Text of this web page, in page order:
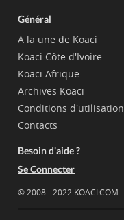
Général
A la une de Koaci
Koaci Côte d'Ivoire
Koaci Afrique
Archives Koaci
Conditions d'utilisation
Contacts
Besoin d'aide ?
Se Connecter
© 2008 - 2022 KOACI.COM